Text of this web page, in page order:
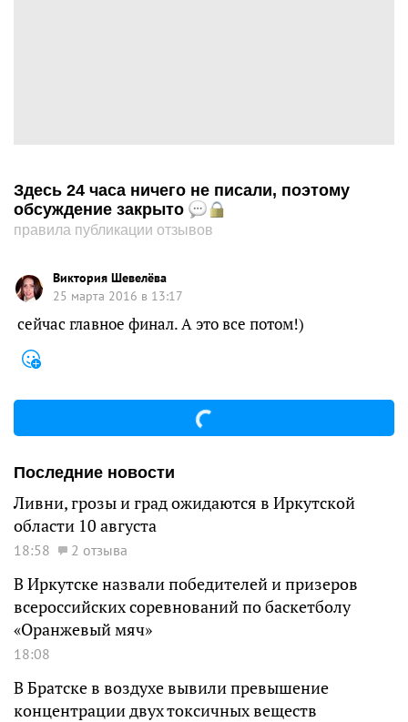
Здесь 24 часа ничего не писали, поэтому
обсуждение закрыто
правила публикации отзывов
Виктория Шевелёва
25 марта 2016 в 13:17
сейчас главное финал. А это все потом!)
Последние новости
Ливни, грозы и град ожидаются в Иркутской
области 10 августа
18:58 2 отзыва
В Иркутске назвали победителей и призеров
всероссийских соревнований по баскетболу
«Оранжевый мяч»
18:08
В Братске в воздухе вывили превышение
концентрации двух токсичных веществ